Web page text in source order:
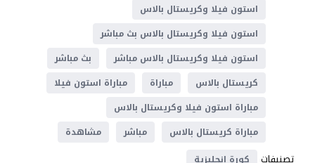
استون فيلا وكريستال بالاس
استون فيلا وكريستال بالاس بث مباشر
استون فيلا وكريستال بالاس مباشر
بث مباشر
كريستال بالاس
مباراة
مباراة استون فيلا
مباراة استون فيلا وكريستال بالاس
مباراة كريستال بالاس
مباشر مشاهدة
تصنيفات كورة انجليزية